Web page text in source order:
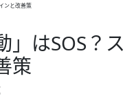
ンと改善策
」はSOS？ス
策